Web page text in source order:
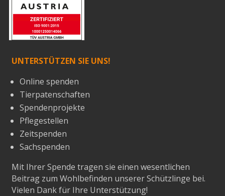
UNTERSTÜTZEN SIE UNS!
Online spenden
Tierpatenschaften
Spendenprojekte
Pflegestellen
Zeitspenden
Sachspenden
Mit Ihrer Spende tragen sie einen wesentlichen
Beitrag zum Wohlbefinden unserer Schützlinge bei.
Vielen Dank für Ihre Unterstützung!